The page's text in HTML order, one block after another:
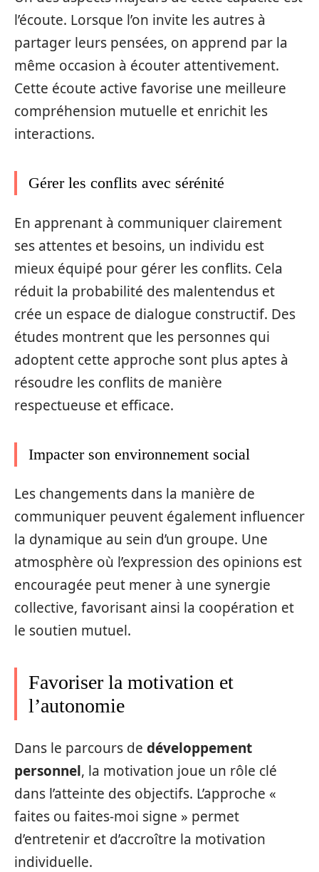
l’écoute. Lorsque l’on invite les autres à
partager leurs pensées, on apprend par la
même occasion à écouter attentivement.
Cette écoute active favorise une meilleure
compréhension mutuelle et enrichit les
interactions.
Gérer les conflits avec sérénité
En apprenant à communiquer clairement
ses attentes et besoins, un individu est
mieux équipé pour gérer les conflits. Cela
réduit la probabilité des malentendus et
crée un espace de dialogue constructif. Des
études montrent que les personnes qui
adoptent cette approche sont plus aptes à
résoudre les conflits de manière
respectueuse et efficace.
Impacter son environnement social
Les changements dans la manière de
communiquer peuvent également influencer
la dynamique au sein d’un groupe. Une
atmosphère où l’expression des opinions est
encouragée peut mener à une synergie
collective, favorisant ainsi la coopération et
le soutien mutuel.
Favoriser la motivation et
l’autonomie
Dans le parcours de développement
personnel, la motivation joue un rôle clé
dans l’atteinte des objectifs. L’approche «
faites ou faites-moi signe » permet
d’entretenir et d’accroître la motivation
individuelle.